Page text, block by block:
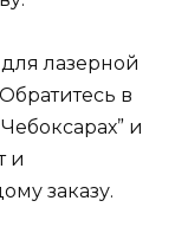
лазерной
в
и
и
заказу.